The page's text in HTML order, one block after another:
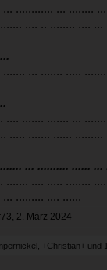
... ............ ... ........
.... .. ........ ....
....... ... ....... .....
.... ....... ....... ...
..... ....... ......
... .......... ...... ...
....... .... ..... ........
... ......... .... ......
2. März 2024
+Christian+ und